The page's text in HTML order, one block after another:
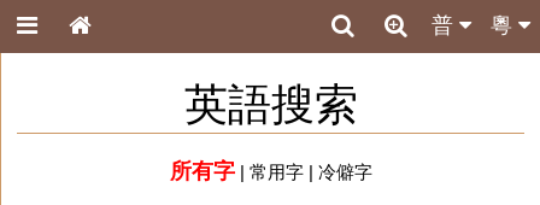
粵
普
英語搜索
所有字| 常用字| 冷僻字